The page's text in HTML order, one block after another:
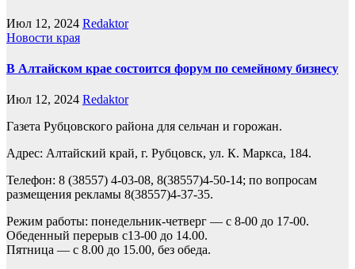
Июл 12, 2024 Redaktor
Новости края
В Алтайском крае состоится форум по семейному бизнесу
Июл 12, 2024 Redaktor
Газета Рубцовского района для сельчан и горожан.
Адрес: Алтайский край, г. Рубцовск, ул. К. Маркса, 184.
Телефон: 8 (38557) 4-03-08, 8(38557)4-50-14; по вопросам
размещения рекламы 8(38557)4-37-35.
Режим работы: понедельник-четверг — с 8-00 до 17-00.
Обеденный перерыв с13-00 до 14.00.
Пятница — с 8.00 до 15.00, без обеда.